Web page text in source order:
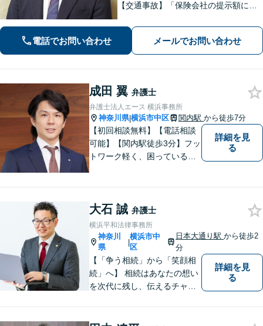
【交通事故】「保険会社の提示額に納
まい困惑している」などご相談くださ
い！【分割払いOK】【初回面談60分無
料】【休日・夜間面談可】
電話でお問い合わせ メールでお問い合わせ
成田 翼 弁護士
弁護士法人エース 横浜事務所
神奈川県|横浜市中区 関内駅 から徒歩7分
【初回相談無料】【電話相談
可能】【関内駅徒歩3分】フッ
トワーク軽く、困っている人
詳細を見
る
大石 誠 弁護士
横浜平和法律事務所
神奈川
県
|
横浜市中
区
日本大通り駅から徒歩2
分
【「争う相続」から「笑顔相
続」へ】 相続はあなたの想い
を次代に残し、伝えるチャン
詳細を見
る